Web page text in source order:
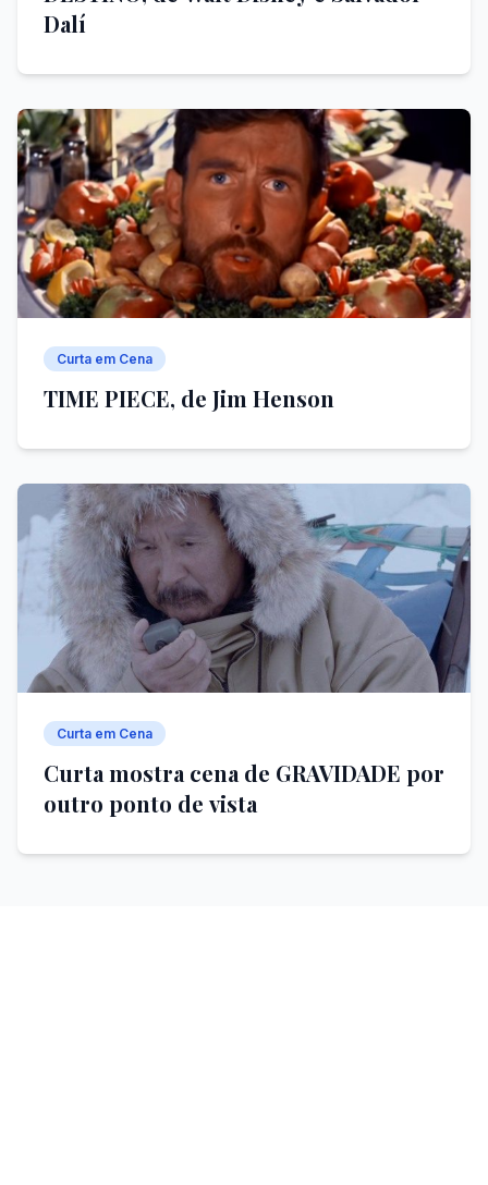
Dalí
Curta em Cena
TIME PIECE, de Jim Henson
Curta em Cena
Curta mostra cena de GRAVIDADE por
outro ponto de vista